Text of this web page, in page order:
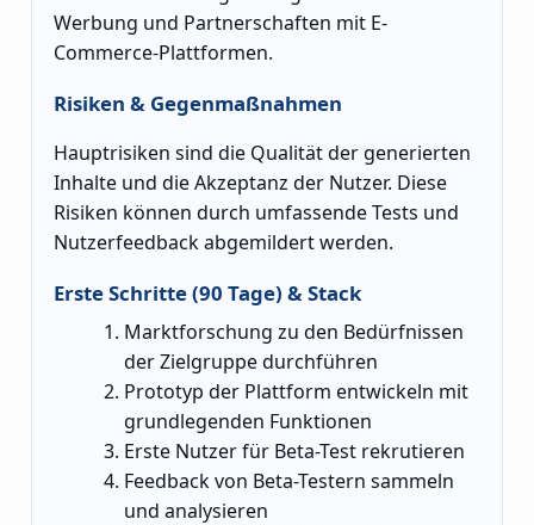
Werbung und Partnerschaften mit E-
Commerce-Plattformen.
Risiken & Gegenmaßnahmen
Hauptrisiken sind die Qualität der generierten
Inhalte und die Akzeptanz der Nutzer. Diese
Risiken können durch umfassende Tests und
Nutzerfeedback abgemildert werden.
Erste Schritte (90 Tage) & Stack
Marktforschung zu den Bedürfnissen
der Zielgruppe durchführen
Prototyp der Plattform entwickeln mit
grundlegenden Funktionen
Erste Nutzer für Beta-Test rekrutieren
Feedback von Beta-Testern sammeln
und analysieren